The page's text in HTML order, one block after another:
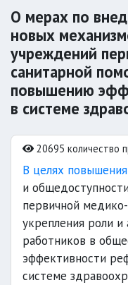
О мерах по
новых
учреждений
санитарной
повышению
в системе
20695 количество
В целях
и
первичной
укрепления роли
работников в
эффективности
системе